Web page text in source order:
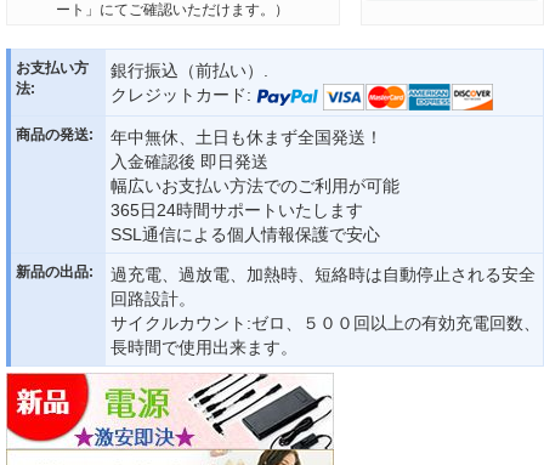
ート」にてご確認いただけます。）
お支払い方
法:
銀行振込（前払い）.
クレジットカード:
商品の発送:
年中無休、土日も休まず全国発送！
入金確認後 即日発送
幅広いお支払い方法でのご利用が可能
365日24時間サポートいたします
SSL通信による個人情報保護で安心
新品の出品:
過充電、過放電、加熱時、短絡時は自動停止される安全
回路設計。
サイクルカウント:ゼロ、５００回以上の有効充電回数、
長時間で使用出来ます。